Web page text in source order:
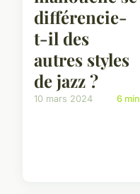
différencie-
t-il des
autres styles
de jazz ?
10 mars 2024 6 min